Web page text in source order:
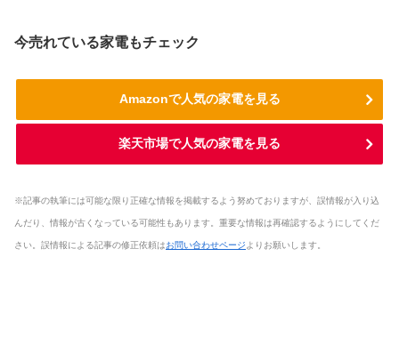
今売れている家電もチェック
Amazonで人気の家電を見る
楽天市場で人気の家電を見る
※記事の執筆には可能な限り正確な情報を掲載するよう努めておりますが、誤情報が入り込
んだり、情報が古くなっている可能性もあります。重要な情報は再確認するようにしてくだ
さい。誤情報による記事の修正依頼はお問い合わせページ よりお願いします。